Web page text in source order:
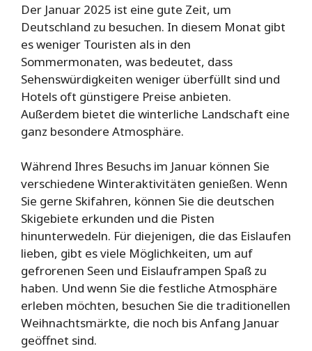
Der Januar 2025 ist eine gute Zeit, um
Deutschland zu besuchen. In diesem Monat gibt
es weniger Touristen als in den
Sommermonaten, was bedeutet, dass
Sehenswürdigkeiten weniger überfüllt sind und
Hotels oft günstigere Preise anbieten.
Außerdem bietet die winterliche Landschaft eine
ganz besondere Atmosphäre.
Während Ihres Besuchs im Januar können Sie
verschiedene Winteraktivitäten genießen. Wenn
Sie gerne Skifahren, können Sie die deutschen
Skigebiete erkunden und die Pisten
hinunterwedeln. Für diejenigen, die das Eislaufen
lieben, gibt es viele Möglichkeiten, um auf
gefrorenen Seen und Eislauframpen Spaß zu
haben. Und wenn Sie die festliche Atmosphäre
erleben möchten, besuchen Sie die traditionellen
Weihnachtsmärkte, die noch bis Anfang Januar
geöffnet sind.